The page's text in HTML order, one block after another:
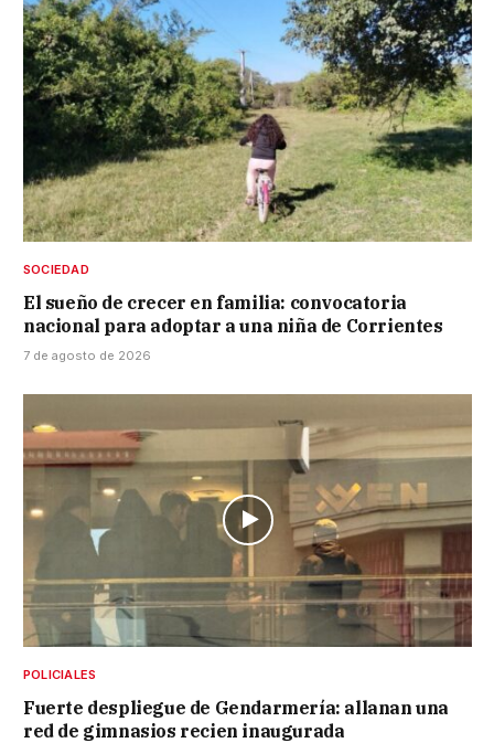
SOCIEDAD
El sueño de crecer en familia: convocatoria
nacional para adoptar a una niña de Corrientes
7 de agosto de 2026
POLICIALES
Fuerte despliegue de Gendarmería: allanan una
red de gimnasios recien inaugurada